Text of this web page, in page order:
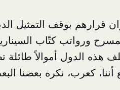
قرارهم بوقف التمثيل
ورواتب كتّاب
هذه الدول أموالاً
كعرب، نكره بعضنا